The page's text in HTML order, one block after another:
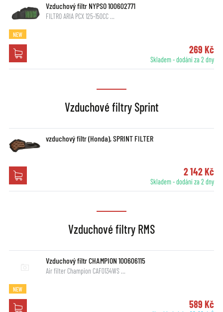
Vzduchový filtr NYPSO 100602771
FILTRO ARIA PCX 125-150CC …
NEW
269 Kč
Skladem - dodání za 2 dny
Vzduchové filtry Sprint
vzduchový filtr (Honda), SPRINT FILTER
2 142 Kč
Skladem - dodání za 2 dny
Vzduchové filtry RMS
Vzduchový filtr CHAMPION 100606115
Air filter Champion CAF0134WS …
NEW
589 Kč